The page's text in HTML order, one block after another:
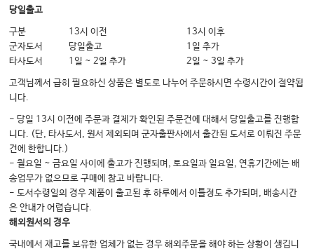
항암본초 215
개요 217 / 각론 219
암의 증상에 따른 처치 257
암성 통증 259
역학 261 / 원인 261 / 평가 263 / 치료 266 / 통합의학적 접근 269 / 한의학
적 치료 270
말초신경병증 278
개요 278 / 침치료 279 / 한약 치료 279 / 외용치료 281
식욕부진 282
개요 282 / 기전 282 / 한약 치료 282
당일출고
구분 13시 이전
13시 이후
군자도서
당일출고
1일 추가
타사도서
1일 ~ 2일 추가 2일 ~ 3일 추가
고객님께서 급히 필요하신 상품은 별도로 나누어 주문하시면 수령시간이 절약됩
니다.
- 당일 13시 이전에 주문과 결제가 확인된 주문건에 대해서 당일출고를 진행합
니다. (단, 타사도서, 원서 제외되며 군자출판사에서 출간된 도서로 이뤄진 주문
건에 한합니다.)
- 월요일 ~ 금요일 사이에 출고가 진행되며, 토요일과 일요일, 연휴기간에는 배
송업무가 없으므로 구매에 참고 바랍니다.
- 도서수령일의 경우 제품이 출고된 후 하루에서 이틀정도 추가되며, 배송시간
은 안내가 어렵습니다.
해외원서의 경우
국내에서 재고를 보유한 업체가 없는 경우 해외주문을 해야 하는 상황이 생깁니